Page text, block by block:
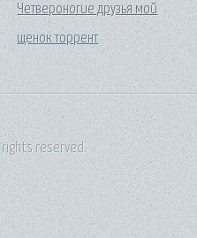
Четвероногие друзья мой
щенок торрент
reserved.